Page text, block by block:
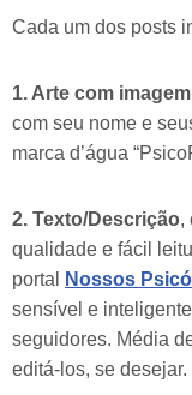
Cada um dos posts
1. Arte com
com seu nome e
marca d’água
2. Texto/Descrição,
qualidade e fácil
portal
Nossos
sensível e
seguidores. Média
editá-los, se desejar.